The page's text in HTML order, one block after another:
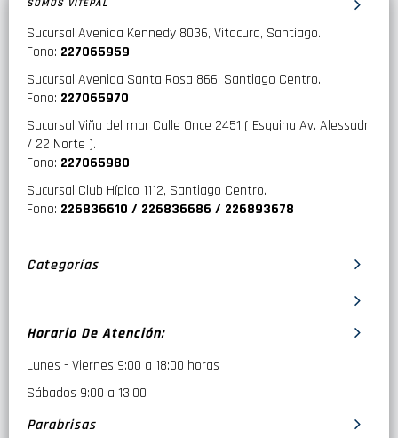
SOMOS VITEPAL
Sucursal Avenida Kennedy 8036, Vitacura, Santiago.
Fono: 227065959
Sucursal Avenida Santa Rosa 866, Santiago Centro.
Fono: 227065970
Sucursal Viña del mar Calle Once 2451 ( Esquina Av. Alessadri
/ 22 Norte ).
Fono: 227065980
Sucursal Club Hípico 1112, Santiago Centro.
Fono: 226836610 / 226836686 / 226893678
Categorías
Horario De Atención:
Lunes - Viernes 9:00 a 18:00 horas
Sábados 9:00 a 13:00
Parabrisas